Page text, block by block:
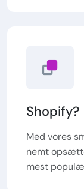
Shopify?
Med vores
nemt
mest